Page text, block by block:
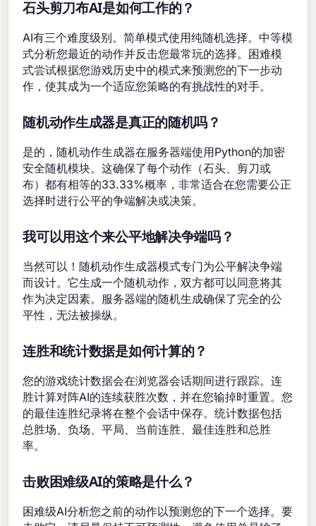
石头剪刀布AI是如何工作的？
AI有三个难度级别。简单模式使用纯随机选择。中等模
式分析您最近的动作并反击您最常玩的选择。困难模
式尝试根据您游戏历史中的模式来预测您的下一步动
作，使其成为一个适应您策略的有挑战性的对手。
随机动作生成器是真正的随机吗？
是的，随机动作生成器在服务器端使用Python的加密
安全随机模块。这确保了每个动作（石头、剪刀或
布）都有相等的33.33%概率，非常适合在您需要公正
选择时进行公平的争端解决或决策。
我可以用这个来公平地解决争端吗？
当然可以！随机动作生成器模式专门为公平解决争端
而设计。它生成一个随机动作，双方都可以同意将其
作为决定因素。服务器端的随机生成确保了完全的公
平性，无法被操纵。
连胜和统计数据是如何计算的？
您的游戏统计数据会在浏览器会话期间进行跟踪。连
胜计算对阵AI的连续获胜次数，并在您输掉时重置。您
的最佳连胜纪录将在整个会话中保存。统计数据包括
总胜场、负场、平局、当前连胜、最佳连胜和总胜
率。
击败困难级AI的策略是什么？
困难级AI分析您之前的动作以预测您的下一个选择。要